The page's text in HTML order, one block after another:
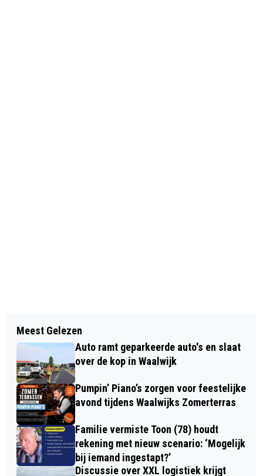
BIJZONDERE EXPOSITIE OVER
BRABANTSE ZALIGEN EN HEILIGEN IN
DE SINT-JAN
SCHOENENKWARTIER BEHAALT TOP
10-NOTERING BIJ DAGJEWEG.NL
AWARDS
Meest Gelezen
Auto ramt geparkeerde auto's en slaat
over de kop in Waalwijk
Pumpin’ Piano’s zorgen voor feestelijke
avond tijdens Waalwijks Zomerterras
Familie vermiste Toon (78) houdt
rekening met nieuw scenario: ‘Mogelijk
bij iemand ingestapt?’
Discussie over XXL logistiek krijgt